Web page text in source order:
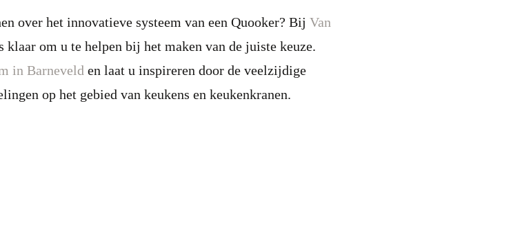
over het innovatieve systeem van een Quooker? Bij Van
klaar om u te helpen bij het maken van de juiste keuze.
in Barneveld en laat u inspireren door de veelzijdige
op het gebied van keukens en keukenkranen.